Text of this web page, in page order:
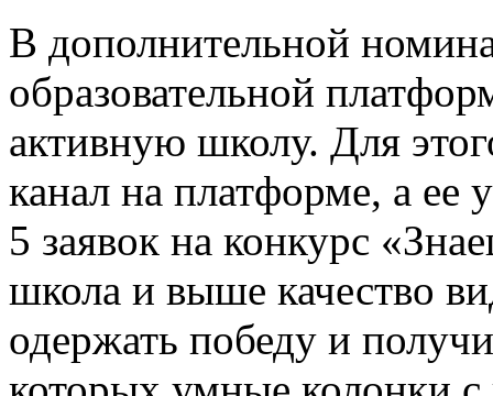
В дополнительной
образовательной
активную школу. Для
канал на платформе, а ее
5 заявок на конкурс
школа и выше качество
одержать победу и